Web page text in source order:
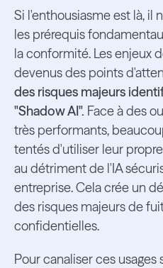
Si l'enthousiasme est là, il
les prérequis
la conformité. Les enjeux
devenus des points
des risques majeurs
"Shadow AI". Face à des
très performants,
tentés d'utiliser leur
au détriment de l'IA
entreprise. Cela crée un
des risques majeurs de
confidentielles.
Pour canaliser ces